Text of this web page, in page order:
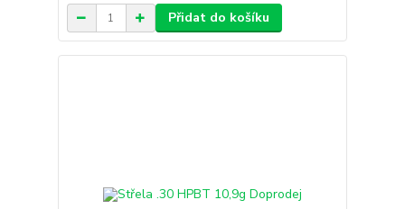
Přidat do košíku